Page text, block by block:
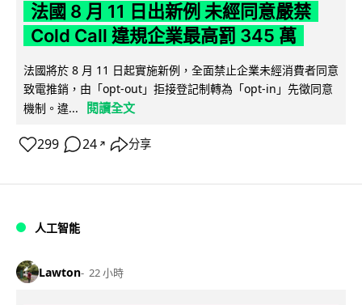
法國 8 月 11 日出新例 未經同意嚴禁
Cold Call 違規企業最高罰 345 萬
法國將於 8 月 11 日起實施新例，全面禁止企業未經消費者同意
致電推銷，由「opt-out」拒接登記制轉為「opt-in」先徵同意
機制。違...
閱讀全文
299 24 ↗ 分享
人工智能
Lawton 22 小時